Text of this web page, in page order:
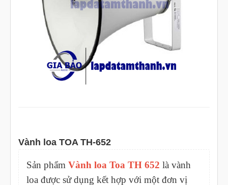
Vành loa TOA TH-652
Sản phẩm Vành loa Toa TH 652 là vành
loa được sử dụng kết hợp với một đơn vị